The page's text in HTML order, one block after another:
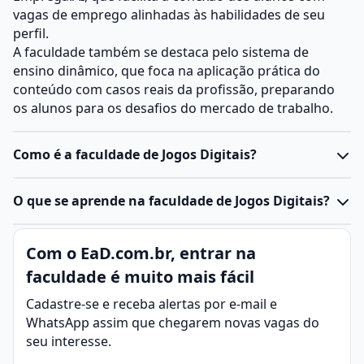
vagas de emprego alinhadas às habilidades de seu
perfil.
A faculdade também se destaca pelo sistema de
ensino dinâmico, que foca na aplicação prática do
conteúdo com casos reais da profissão, preparando
os alunos para os desafios do mercado de trabalho.
Como é a faculdade de Jogos Digitais?
O curso de Jogos Digitais prepara especialistas para
desde a criação, projeto, implementação, teste,
implantação e manutenção de jogos em diversas
plataformas computacionais. Os alunos aprendem a
equipes multidisciplinares, e a avaliar, selecionar e
utilizar metodologias, tecnologias e ferramentas
específicas para o desenvolvimento de jogos. O curso
O que se aprende na faculdade de Jogos Digitais?
Jogos digitais são jogos eletrônicos desenvolvidos
para serem executados em dispositivos como
computadores, consoles, smartphones e tablets.
Eles englobam uma ampla variedade de gêneros e
estilos, desde jogos de ação e aventura até simulações
e quebra-cabeças, podendo oferecer experiências
Com o EaD.com.br, entrar na
faculdade é muito mais fácil
Cadastre-se e receba alertas por e-mail e
WhatsApp assim que chegarem novas vagas do
seu interesse.